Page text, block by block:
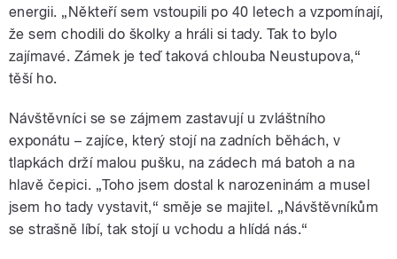
energii. „Někteří sem vstoupili po 40 letech a vzpomínají,
že sem chodili do školky a hráli si tady. Tak to bylo
zajímavé. Zámek je teď taková chlouba Neustupova,“
těší ho.
Návštěvníci se se zájmem zastavují u zvláštního
exponátu – zajíce, který stojí na zadních běhách, v
tlapkách drží malou pušku, na zádech má batoh a na
hlavě čepici. „Toho jsem dostal k narozeninám a musel
jsem ho tady vystavit,“ směje se majitel. „Návštěvníkům
se strašně líbí, tak stojí u vchodu a hlídá nás.“